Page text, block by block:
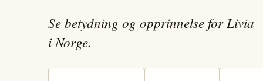
Se betydning og opprinnelse for Livia
i Norge.